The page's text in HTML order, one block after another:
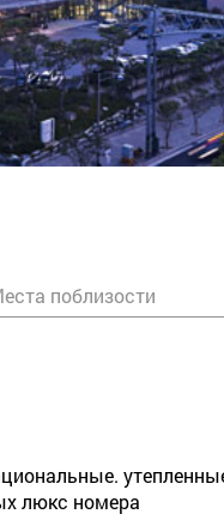
поблизости
люкс номера